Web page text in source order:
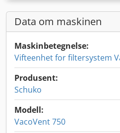
Data om maskinen
Maskinbetegnelse:
Vifteenhet for filtersystem
Produsent:
Schuko
Modell:
VacoVent 750